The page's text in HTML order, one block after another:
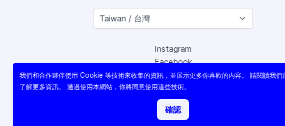
Instagram
Facebook
X (Twitter)
Youtube
Lomography
我們和合作夥伴使用 Cookie 等技術來收集的資訊，並展示更多你喜歡的內容。 請閱讀我們
了解更多資訊。 通過使用本網站，你將同意使用這些技術。
確認